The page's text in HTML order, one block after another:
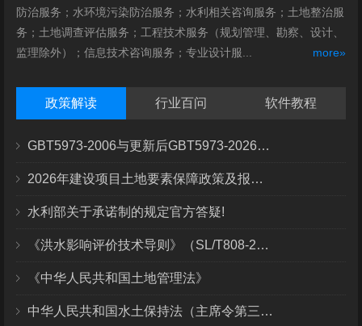
防治服务；水环境污染防治服务；水利相关咨询服务；土地整治服
务；土地调查评估服务；工程技术服务（规划管理、勘察、设计、
监理除外）；信息技术咨询服务；专业设计服...
more»
政策解读 行业百问 软件教程
GBT5973-2006与更新后GBT5973-2026区别你知道几点？
2026年建设项目土地要素保障政策及报批流程
水利部关于承诺制的规定官方答疑!
《洪水影响评价技术导则》（SL/T808-2025）核心解读
《中华人民共和国土地管理法》
中华人民共和国水土保持法（主席令第三十九号）